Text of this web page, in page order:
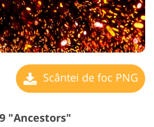
Scântei de foc PNG
"Ancestors"